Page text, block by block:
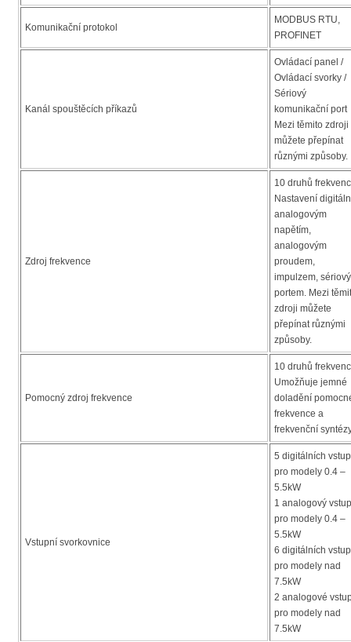
Komunikační protokol
MODBUS RTU,
PROFINET
Kanál spouštěcích příkazů
Ovládací panel /
Ovládací svorky /
Sériový
komunikační port
Mezi těmito zdroji
můžete přepínat
různými způsoby.
Zdroj frekvence
10 druhů
Nastavení
analogovým
napětím,
analogovým
proudem,
impulzem,
portem. Mezi
zdroji můžete
přepínat různými
způsoby.
Pomocný zdroj frekvence
10 druhů
Umožňuje jemné
doladění
frekvence a
frekvenční
Vstupní svorkovnice
5 digitálních
pro modely 0.4 –
5.5kW
1 analogový vstup
pro modely 0.4 –
5.5kW
6 digitálních
pro modely nad
7.5kW
2 analogové
pro modely nad
7.5kW